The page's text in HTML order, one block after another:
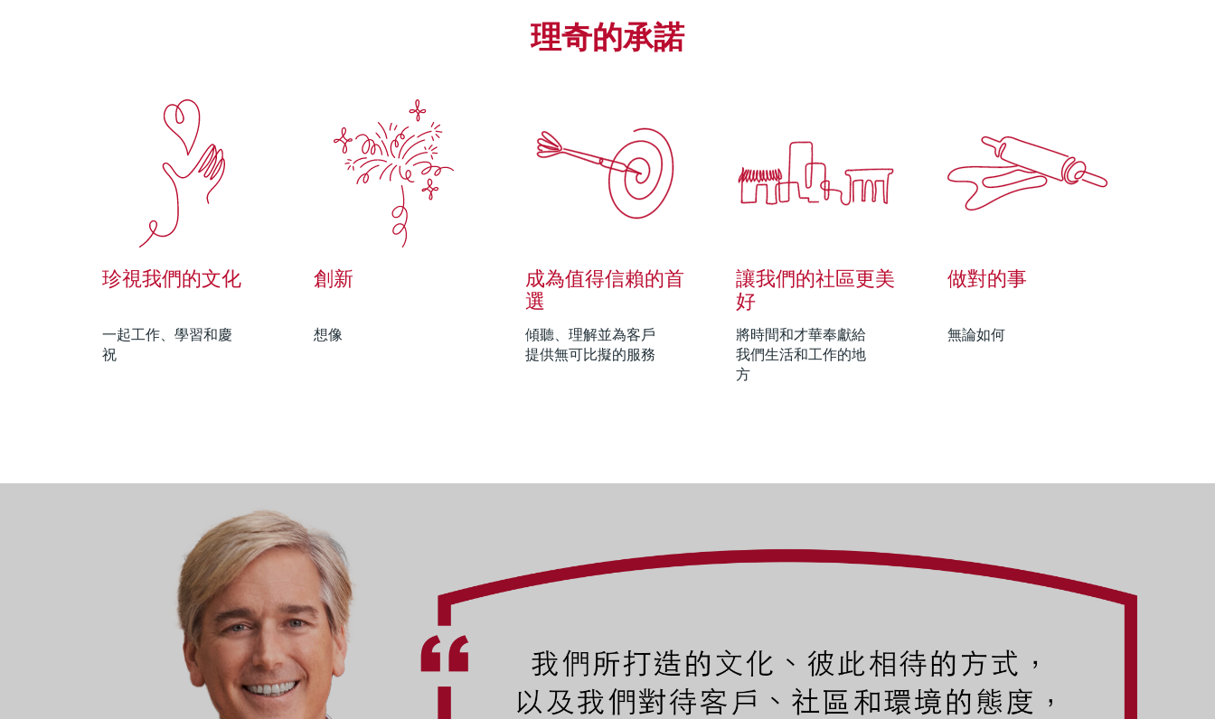
理奇的承諾
珍視我們的文化
一起工作、學習和慶
祝
創新
想像
成為值得信賴的首
選
傾聽、理解並為客戶
提供無可比擬的服務
讓我們的社區更美
好
將時間和才華奉獻給
我們生活和工作的地
方
做對的事
無論如何